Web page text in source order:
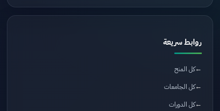
روابط سريعة
كل المنح
كل الجامعات
كل الدورات